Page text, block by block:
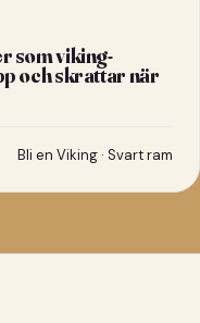
som viking-
och skrattar när
Bli en Viking · Svart ram